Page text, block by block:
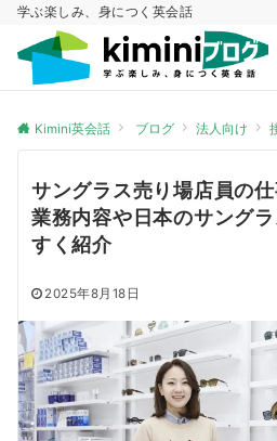
学ぶ楽しみ、身につく英会話
Kimini英会話 ブログ 法人向け
サングラス売り場店員の
業務内容や日本のサング
すく紹介
2025年8月18日